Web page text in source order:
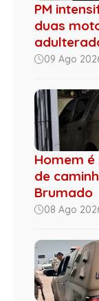
PM
duas
09 Ago
Homem
de
Brumado
08 Ago